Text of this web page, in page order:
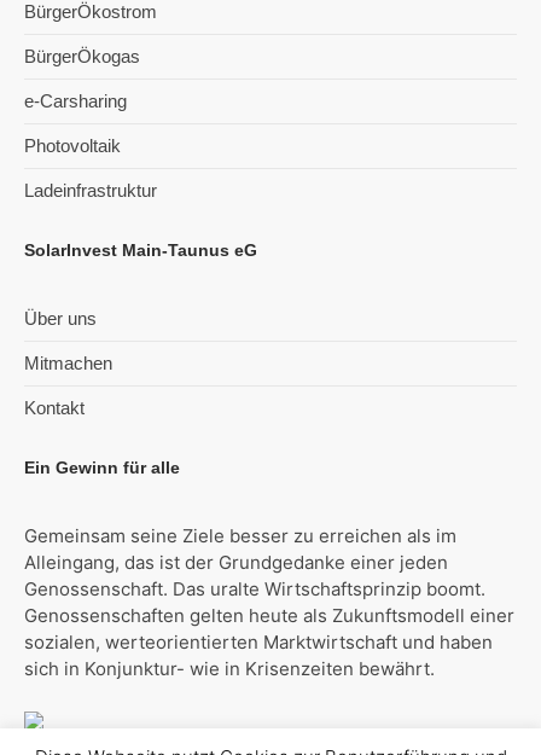
BürgerÖkostrom
BürgerÖkogas
e-Carsharing
Photovoltaik
Ladeinfrastruktur
SolarInvest Main-Taunus eG
Über uns
Mitmachen
Kontakt
Ein Gewinn für alle
Gemeinsam seine Ziele besser zu erreichen als im
Alleingang, das ist der Grundgedanke einer jeden
Genossenschaft. Das uralte Wirtschaftsprinzip boomt.
Genossenschaften gelten heute als Zukunftsmodell einer
sozialen, werteorientierten Marktwirtschaft und haben
sich in Konjunktur- wie in Krisenzeiten bewährt.